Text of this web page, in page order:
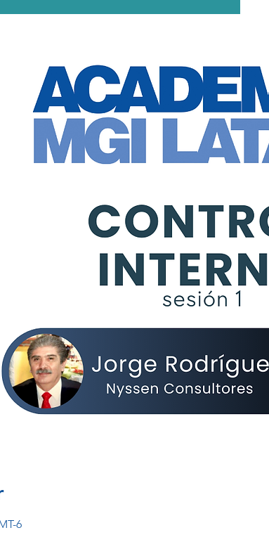
vía de comunicación es a través de
6